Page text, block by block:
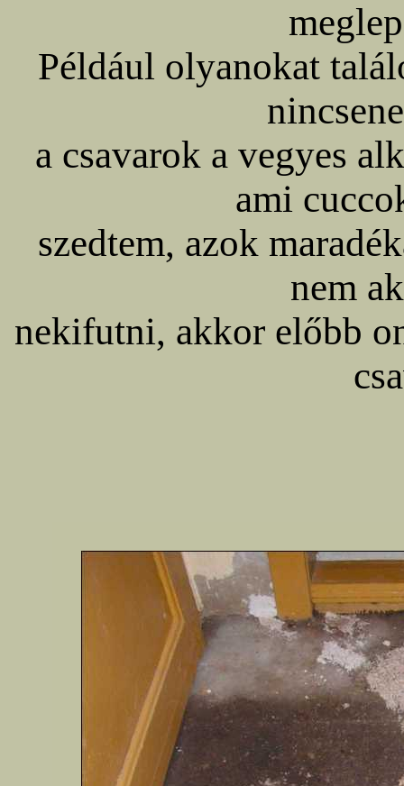
Például olyanokat
a csavarok a vegyes
ami
szedtem, azok
nem
nekifutni, akkor előbb